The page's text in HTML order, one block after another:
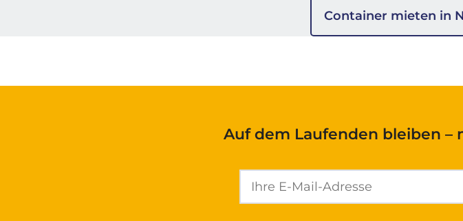
Container mieten in
Auf dem Laufenden bleiben –